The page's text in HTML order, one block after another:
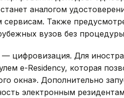
аналогом
Также
вузов без
цифровизация. Для
e-Residency, которая
окна». Дополнительно
электронным